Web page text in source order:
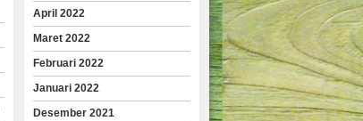
April 2022
Maret 2022
Februari 2022
Januari 2022
Desember 2021